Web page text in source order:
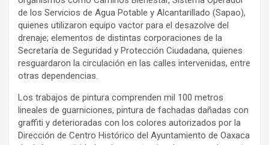
de los Servicios de Agua Potable y Alcantarillado (Sapao),
quienes utilizaron equipo vactor para el desazolve del
drenaje; elementos de distintas corporaciones de la
Secretaría de Seguridad y Protección Ciudadana, quienes
resguardaron la circulación en las calles intervenidas, entre
otras dependencias.
Los trabajos de pintura comprenden mil 100 metros
lineales de guarniciones, pintura de fachadas dañadas con
graffiti y deterioradas con los colores autorizados por la
Dirección de Centro Histórico del Ayuntamiento de Oaxaca